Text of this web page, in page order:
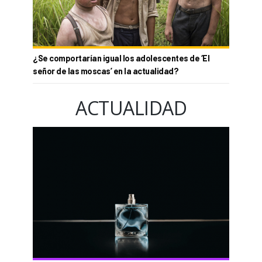
¿Se comportarían igual los adolescentes de ‘El
señor de las moscas’ en la actualidad?
ACTUALIDAD